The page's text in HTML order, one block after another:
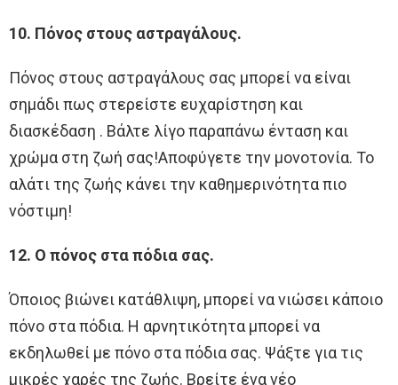
10. Πόνος στους αστραγάλους.
Πόνος στους αστραγάλους σας μπορεί να είναι
σημάδι πως στερείστε ευχαρίστηση και
διασκέδαση . Βάλτε λίγο παραπάνω ένταση και
χρώμα στη ζωή σας!Αποφύγετε την μονοτονία. Το
αλάτι της ζωής κάνει την καθημερινότητα πιο
νόστιμη!
12. Ο πόνος στα πόδια σας.
Όποιος βιώνει κατάθλιψη, μπορεί να νιώσει κάποιο
πόνο στα πόδια. Η αρνητικότητα μπορεί να
εκδηλωθεί με πόνο στα πόδια σας. Ψάξτε για τις
μικρές χαρές της ζωής. Βρείτε ένα νέο